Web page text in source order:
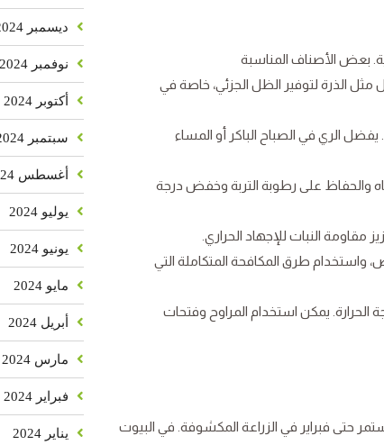
بعض الأصناف المناسبة
الذرة لتوفير الظل الجزئي، خاصة في
الري في الصباح الباكر أو المساء
والحفاظ على رطوبة التربة وخفض درجة
مقاومة النبات للإجهاد الحراري.
واستخدام طرق المكافحة المتكاملة التي
الحرارة. يمكن استخدام المراوح وفتحات
حتى فبراير في الزراعة المكشوفة. في البيوت
ديسمبر 2024
نوفمبر 2024
أكتوبر 2024
سبتمبر 2024
أغسطس 2024
يوليو 2024
يونيو 2024
مايو 2024
أبريل 2024
مارس 2024
فبراير 2024
يناير 2024